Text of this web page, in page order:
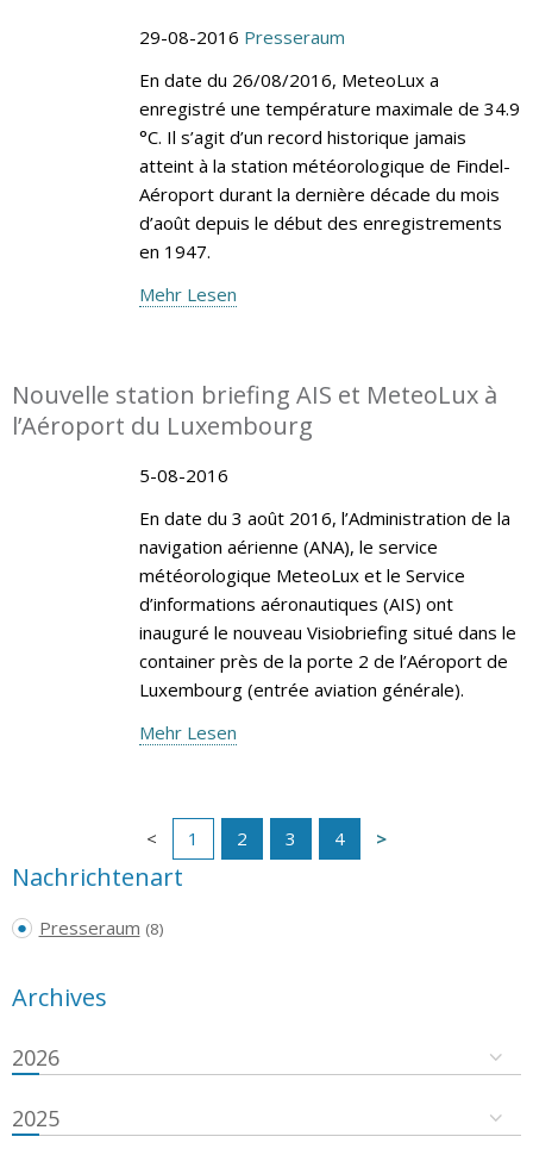
29-08-2016 Presseraum
En date du 26/08/2016, MeteoLux a
enregistré une température maximale de 34.9
°C. Il s’agit d’un record historique jamais
atteint à la station météorologique de Findel-
Aéroport durant la dernière décade du mois
d’août depuis le début des enregistrements
en 1947.
Mehr Lesen
Nouvelle station briefing AIS et MeteoLux à
l’Aéroport du Luxembourg
5-08-2016
En date du 3 août 2016, l’Administration de la
navigation aérienne (ANA), le service
météorologique MeteoLux et le Service
d’informations aéronautiques (AIS) ont
inauguré le nouveau Visiobriefing situé dans le
container près de la porte 2 de l’Aéroport de
Luxembourg (entrée aviation générale).
Mehr Lesen
1 2 3 4
Nachrichtenart
Presseraum (8)
Archives
2026
2025